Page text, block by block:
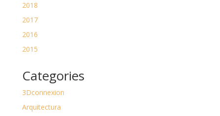
2018
2017
2016
2015
Categories
3Dconnexion
Arquitectura